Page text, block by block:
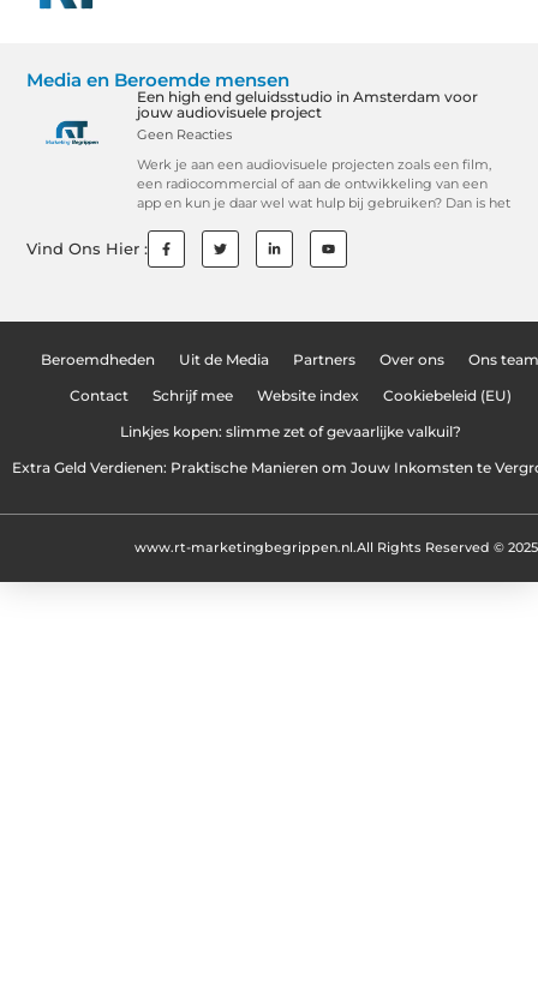
Media en Beroemde mensen
Een high end geluidsstudio in Amsterdam voor
jouw audiovisuele project
Geen Reacties
Werk je aan een audiovisuele projecten zoals een film,
een radiocommercial of aan de ontwikkeling van een
app en kun je daar wel wat hulp bij gebruiken? Dan is het
Vind Ons Hier :
Beroemdheden Uit de Media Partners Over ons Ons team
Contact Schrijf mee Website index Cookiebeleid (EU)
Linkjes kopen: slimme zet of gevaarlijke valkuil?
Extra Geld Verdienen: Praktische Manieren om Jouw Inkomsten te
All Rights Reserved © 2025
www.rt-marketingbegrippen.nl.